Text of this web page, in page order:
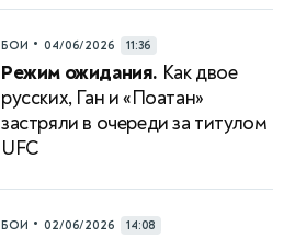
БОИ • 04/06/2026 11:36
Режим ожидания. Как двое
русских, Ган и «Поатан»
застряли в очереди за титулом
UFC
БОИ • 02/06/2026 14:08